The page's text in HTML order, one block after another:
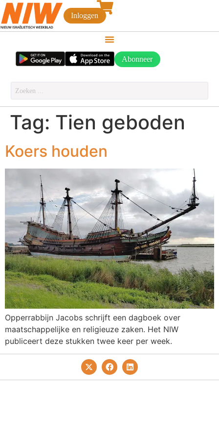
Inloggen
Abonneer
Tag: Tien geboden
Koers houden
Opperrabbijn Jacobs schrijft een dagboek over
maatschappelijke en religieuze zaken. Het NIW
publiceert deze stukken twee keer per week.